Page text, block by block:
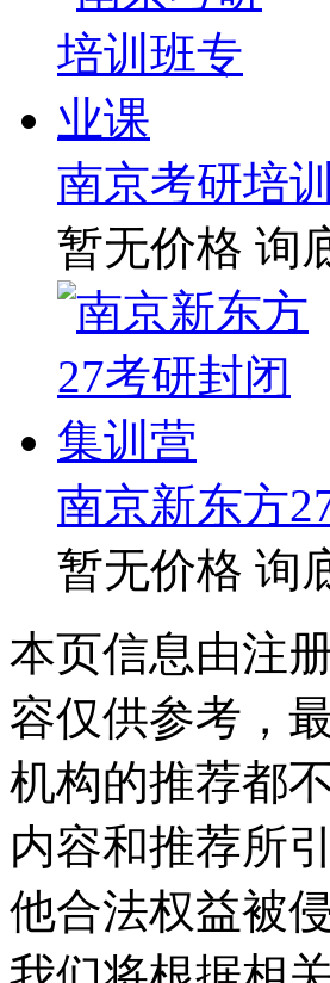
南京考研培
暂无价格 询
南京新东方
暂无价格 询
本页信息由注
容仅供参考，
机构的推荐都
内容和推荐所
他合法权益被